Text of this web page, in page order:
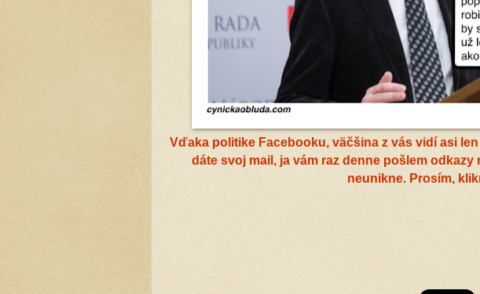
Vďaka politike Facebooku, väčšina z vás vidí asi
dáte svoj mail, ja vám raz denne pošlem
neunikne. Prosím,